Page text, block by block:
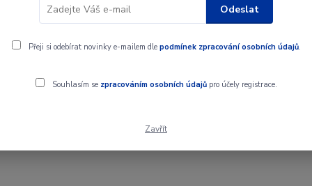
Interpret Dárkové poukazy
Prague Symphony Orchestra - Hraje Slavné Koncertní Skladby - LP /
Symphony Orchestra -
Odeslat
Přeji si odebírat novinky e-mailem dle podmínek zpracování osobních údajů.
Souhlasím se zpracováním osobních údajůpro účely registrace.
Zavřít